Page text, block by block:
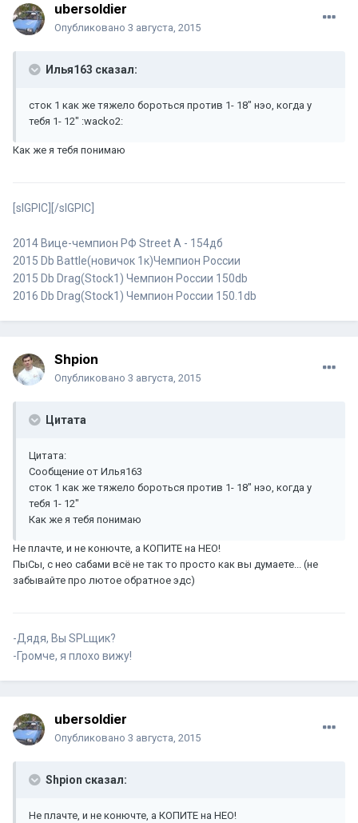
ubersoldier
Опубликовано 3 августа, 2015
Илья163 сказал:
сток 1 как же тяжело бороться против 1- 18" нэо, когда у
тебя 1- 12" :wacko2:
Как же я тебя понимаю
[sIGPIC][/sIGPIC]
2014 Вице-чемпион РФ Street A - 154дб
2015 Db Battle(новичок 1к)Чемпион России
2015 Db Drag(Stock1) Чемпион России 150db
2016 Db Drag(Stock1) Чемпион России 150.1db
Shpion
Опубликовано 3 августа, 2015
Цитата
Цитата:
Сообщение от Илья163
сток 1 как же тяжело бороться против 1- 18" нэо, когда у
тебя 1- 12"
Как же я тебя понимаю
Не плачте, и не конючте, а КОПИТЕ на НЕО!
ПыСы, с нео сабами всё не так то просто как вы думаете... (не
забывайте про лютое обратное эдс)
-Дядя, Вы SPLщик?
-Громче, я плохо вижу!
ubersoldier
Опубликовано 3 августа, 2015
Shpion сказал:
Не плачте, и не конючте, а КОПИТЕ на НЕО!